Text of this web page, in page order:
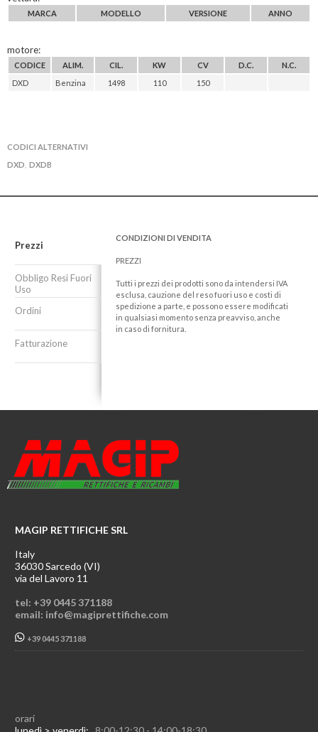
MARCA MODELLO VERSIONE ANNO
motore:
CODICE ALIM. CIL. KW CV D.C.
N.C.
DXD
Benzina 1498 110 150
CODICI ALTERNATIVI
DXD DXDB
Prezzi
Obbligo Resi Fuori
Uso
Ordini
Fatturazione
CONDIZIONI DI VENDITA
PREZZI
Tutti i prezzi dei prodotti sono da intendersi IVA
esclusa, cauzione del reso fuori uso e costi di
spedizione a parte, e possono essere modificati
in qualsiasi momento senza preavviso, anche
in caso di fornitura.
MAGIP RETTIFICHE SRL
Italy
36030 Sarcedo (VI)
via del Lavoro 11
tel: +39 0445 371188
email: info@magiprettifiche.com
+39 0445 371188
orari